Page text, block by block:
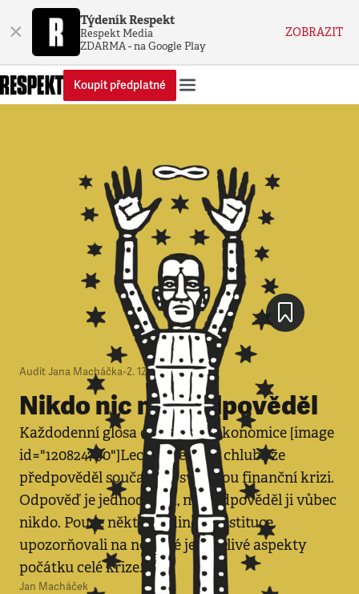
× Týdeník Respekt
Respekt Media
ZDARMA - na Google Play
ZOBRAZIT
Koupit předplatné
Audit Jana Macháčka•2. 12. 2008•3minuty
Nikdo nic nepředpověděl
Každodenní glosa o politice a ekonomice [image
id="120824790"]Leckdo se dnes chlubí, že
předpověděl současnou světovou finanční krizi.
Odpověď je jednoduchá, nepředpověděl ji vůbec
nikdo. Pouze někteří jedinci a instituce
upozorňovali na některé jednotlivé aspekty
počátku celé krize.
Jan Macháček